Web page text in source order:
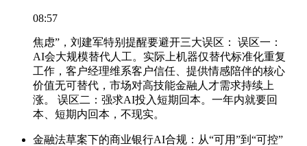
08:57
焦虑”，刘建军特别提醒要避开三大误区： 误区一：
AI会大规模替代人工。实际上机器仅替代标准化重复
工作，客户经理维系客户信任、提供情感陪伴的核心
价值无可替代，市场对高技能金融人才需求持续上
涨。 误区二：强求AI投入短期回本。一年内就要回
本、短期内回本，不现实。
金融法草案下的商业银行AI合规：从“可用”到“可控”